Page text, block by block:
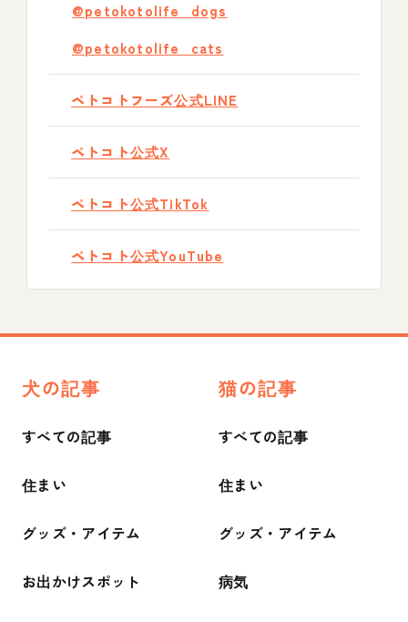
@petokotolife_dogs
@petokotolife_cats
ペトコトフーズ公式LINE
ペトコト公式X
ペトコト公式TikTok
ペトコト公式YouTube
犬の記事
すべての記事
住まい
グッズ・アイテム
お出かけスポット
猫の記事
すべての記事
住まい
グッズ・アイテム
病気